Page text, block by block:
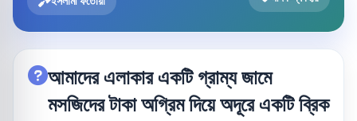
আমাদের এলাকার একটি গ্রাম্য জামে
মসজিদের টাকা অগ্রিম দিয়ে অদূরে একটি ব্রিক